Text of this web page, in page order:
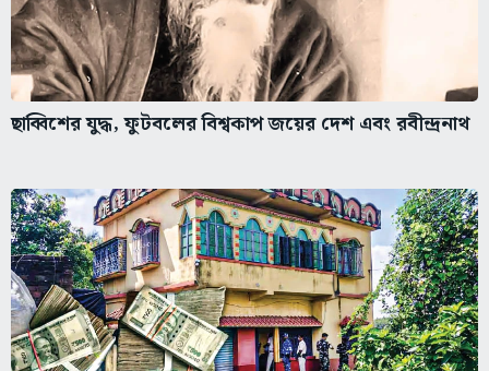
ছাব্বিশের যুদ্ধ, ফুটবলের বিশ্বকাপ জয়ের দেশ এবং রবীন্দ্রনাথ